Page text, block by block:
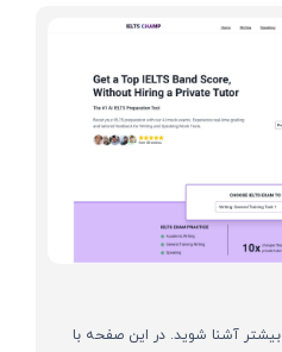
با هوش مصنوعی IELTS CHAMP بیشتر آشنا شوید. در این صفحه با